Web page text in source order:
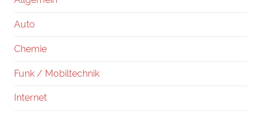
Auto
Chemie
Funk / Mobiltechnik
Internet